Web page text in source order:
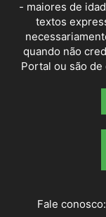
- maiores de
textos
quando não
Portal ou são
Fale conosco: